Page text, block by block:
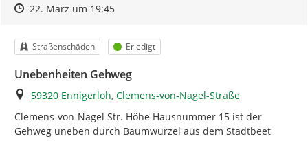
Zeitpunkt des Erstellens
Zeitpunkt des Erstellens
22. März um 19:45Zur Äußerung
Kategorie
Straßenschäden Status
Erledigt
Unebenheiten Gehweg
Ort
59320 Ennigerloh, Clemens-von-Nagel-Straße
Clemens-von-Nagel Str. Höhe Hausnummer 15 ist der
Gehweg uneben durch Baumwurzel aus dem Stadtbeet